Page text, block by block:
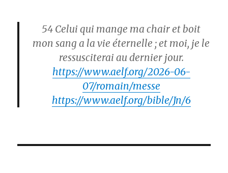
54 Celui qui mange ma chair et boit
mon sang a la vie éternelle ; et moi, je le
ressusciterai au dernier jour.
https://www.aelf.org/2026-06-
07/romain/messe
https://www.aelf.org/bible/Jn/6